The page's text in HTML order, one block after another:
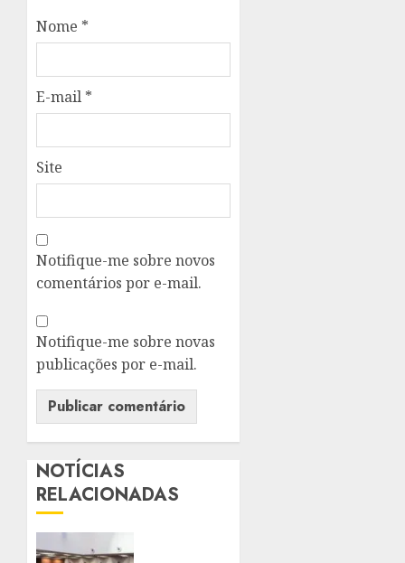
Nome *
E-mail *
Site
Notifique-me sobre novos
comentários por e-mail.
Notifique-me sobre novas
publicações por e-mail.
NOTÍCIAS
RELACIONADAS